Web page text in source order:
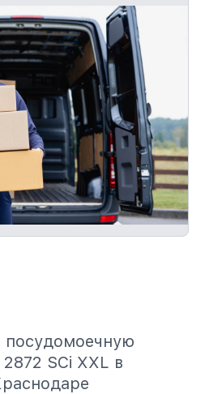
посудомоечную
SCi XXL в